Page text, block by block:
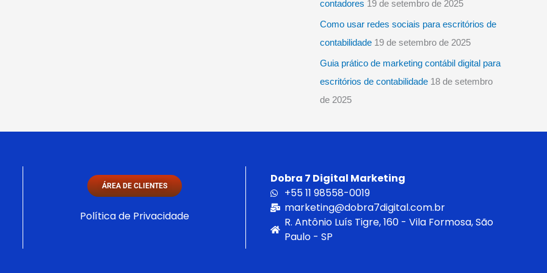
contadores 19 de setembro de 2025
Como usar redes sociais para escritórios de
contabilidade 19 de setembro de 2025
Guia prático de marketing contábil digital para
escritórios de contabilidade 18 de setembro
de 2025
ÁREA DE CLIENTES
Política de Privacidade
Dobra 7 Digital Marketing
+55 11 98558-0019
marketing@dobra7digital.com.br
R. Antônio Luís Tigre, 160 - Vila Formosa, São
Paulo - SP